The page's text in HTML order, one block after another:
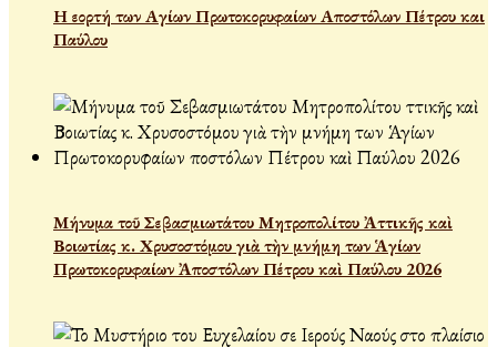
Η εορτή των Αγίων Πρωτοκορυφαίων Αποστόλων Πέτρου και
Παύλου
Μήνυμα τοῦ Σεβασμιωτάτου Μητροπολίτου Ἀττικῆς καὶ
Βοιωτίας κ. Χρυσοστόμου γιὰ τὴν μνήμη των Ἁγίων
Πρωτοκορυφαίων Ἀποστόλων Πέτρου καὶ Παύλου 2026